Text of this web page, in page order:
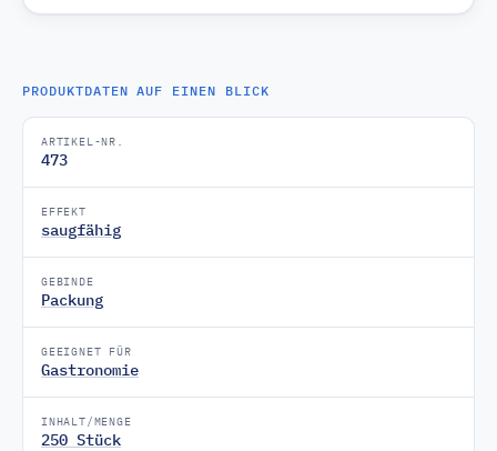
PRODUKTDATEN AUF EINEN BLICK
ARTIKEL-NR.
473
EFFEKT
saugfähig
GEBINDE
Packung
GEEIGNET FÜR
Gastronomie
INHALT/MENGE
250 Stück